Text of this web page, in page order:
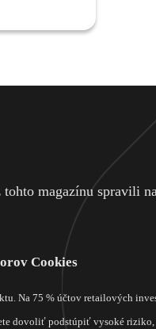
magazínu spravili
Cookies
Na 75 % účtov retailových
dovoliť podstúpiť vysoké riziko,